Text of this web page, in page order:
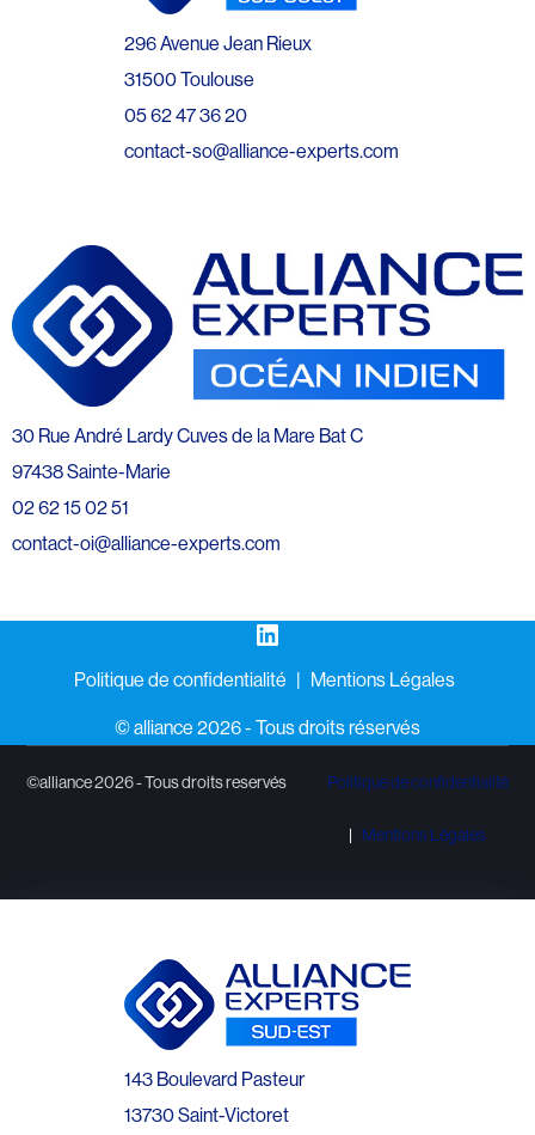
296 Avenue Jean Rieux
31500 Toulouse
05 62 47 36 20
contact-so@alliance-experts.com
30 Rue André Lardy Cuves de la Mare Bat C
97438 Sainte-Marie
02 62 15 02 51
contact-oi@alliance-experts.com
LinkedIn
Politique de confidentialité
Mentions Légales
©️ alliance 2026 - Tous droits réservés
©alliance 2026 - Tous droits reservés Politique de confidentialité
Mentions Légales
143 Boulevard Pasteur
13730 Saint-Victoret